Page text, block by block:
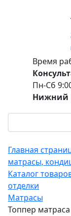
Время
Пн-Сб
Нижний
Главная
матрасы,
Каталог
отделки
Матрасы
Топпер